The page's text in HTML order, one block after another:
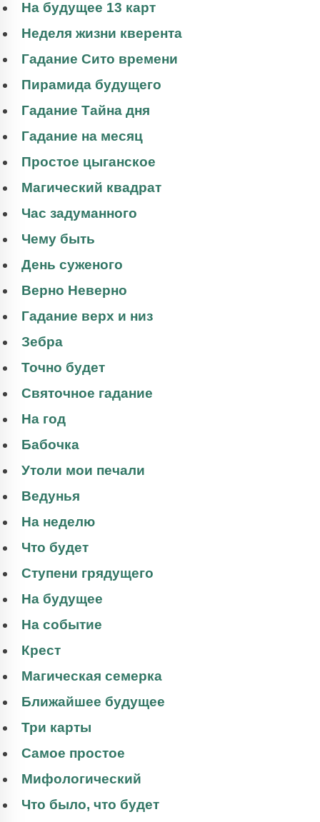
На будущее 13 карт
Неделя жизни кверента
Гадание Сито времени
Пирамида будущего
Гадание Тайна дня
Гадание на месяц
Простое цыганское
Магический квадрат
Час задуманного
Чему быть
День суженого
Верно Неверно
Гадание верх и низ
Зебра
Точно будет
Святочное гадание
На год
Бабочка
Утоли мои печали
Ведунья
На неделю
Что будет
Ступени грядущего
На будущее
На событие
Крест
Магическая семерка
Ближайшее будущее
Три карты
Самое простое
Мифологический
Что было, что будет